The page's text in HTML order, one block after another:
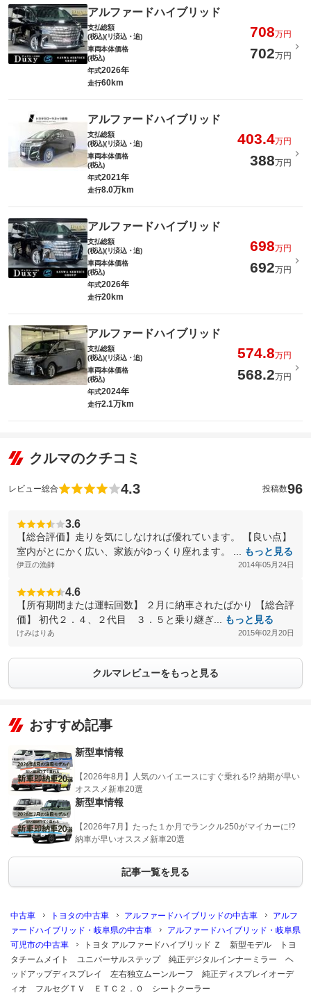
アルファードハイブリッド
支払総額
(税込)(リ済込・追)
708万円
車両本体価格
(税込)
702万円
年式2026年
走行60km
アルファードハイブリッド
支払総額
(税込)(リ済込・追)
403.4万円
車両本体価格
(税込)
388万円
年式2021年
走行8.0万km
アルファードハイブリッド
支払総額
(税込)(リ済込・追)
698万円
車両本体価格
(税込)
692万円
年式2026年
走行20km
アルファードハイブリッド
支払総額
(税込)(リ済込・追)
574.8万円
車両本体価格
(税込)
568.2万円
年式2024年
走行2.1万km
クルマのクチコミ
レビュー総合 4.3 投稿数96
3.6
【総合評価】走りを気にしなければ優れています。 【良い点】
室内がとにかく広い、家族がゆっくり座れます。 ...
もっと見る
伊豆の漁師 2014年05月24日
4.6
【所有期間または運転回数】 ２月に納車されたばかり 【総合評
価】 初代２．４、２代目 ３．５と乗り継ぎ...
もっと見る
けみはりあ 2015年02月20日
クルマレビューをもっと見る
おすすめ記事
新型車情報
【2026年8月】人気のハイエースにすぐ乗れる!? 納期が早い
オススメ新車20選
新型車情報
【2026年7月】たった１か月でランクル250がマイカーに!?
納車が早いオススメ新車20選
記事一覧を見る
中古車 トヨタの中古車 アルファードハイブリッドの中古車
アルフ
ァードハイブリッド・岐阜県の中古車
アルファードハイブリッド・岐阜県
可児市の中古車
トヨタ アルファードハイブリッド Ｚ 新型モデル トヨ
タチームメイト ユニバーサルステップ 純正デジタルインナーミラー ヘ
ッドアップディスプレイ 左右独立ムーンルーフ 純正ディスプレイオーデ
ィオ フルセグＴＶ ＥＴＣ２．０ シートクーラー